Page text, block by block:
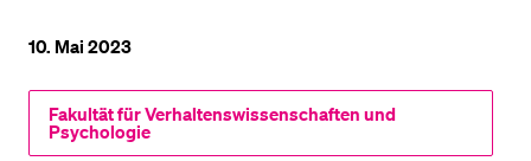
10. Mai 2023
Fakultät für Verhaltenswissenschaften und
Psychologie